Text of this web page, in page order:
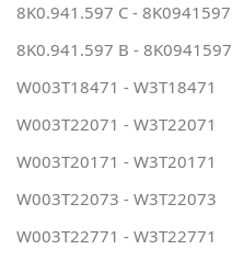
8K0.941.597 C -
8K0.941.597 B -
W003T18471 - W3T18471
W003T22071 - W3T22071
W003T20171 - W3T20171
W003T22073 - W3T22073
W003T22771 - W3T22771